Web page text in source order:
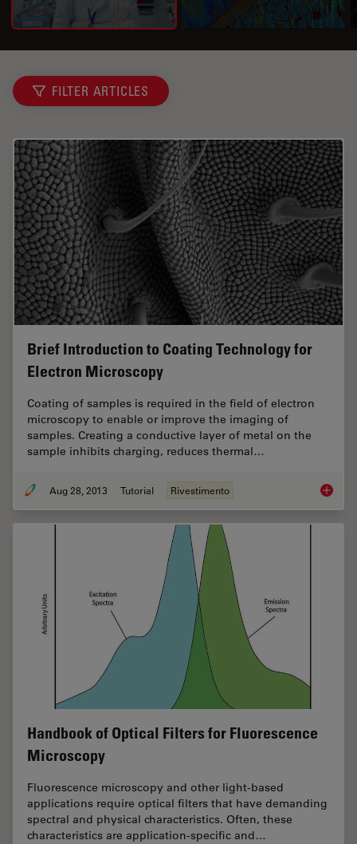
FILTER ARTICLES
Brief Introduction to Coating Technology for
Electron Microscopy
Coating of samples is required in the field of electron
microscopy to enable or improve the imaging of
samples. Creating a conductive layer of metal on the
sample inhibits charging, reduces thermal…
Aug 28, 2013 Tutorial Rivestimento Brief
Handbook of Optical Filters for Fluorescence
Microscopy
Fluorescence microscopy and other light-based
applications require optical filters that have demanding
spectral and physical characteristics. Often, these
characteristics are application-specific and…